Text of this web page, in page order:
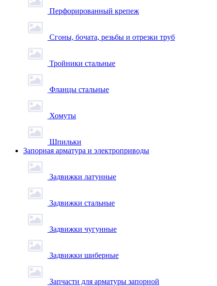
Перфорированный крепеж
Сгоны, бочата, резьбы и отрезки труб
Тройники стальные
Фланцы стальные
Хомуты
Шпильки
Запорная арматура и электроприводы
Задвижки латунные
Задвижки стальные
Задвижки чугунные
Задвижки шиберные
Запчасти для арматуры запорной